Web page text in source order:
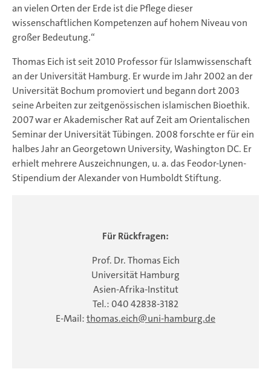
an vielen Orten der Erde ist die Pflege dieser
wissenschaftlichen Kompetenzen auf hohem Niveau von
großer Bedeutung.“
Thomas Eich ist seit 2010 Professor für Islamwissenschaft
an der Universität Hamburg. Er wurde im Jahr 2002 an der
Universität Bochum promoviert und begann dort 2003
seine Arbeiten zur zeitgenössischen islamischen Bioethik.
2007 war er Akademischer Rat auf Zeit am Orientalischen
Seminar der Universität Tübingen. 2008 forschte er für ein
halbes Jahr an Georgetown University, Washington DC. Er
erhielt mehrere Auszeichnungen, u. a. das Feodor-Lynen-
Stipendium der Alexander von Humboldt Stiftung.
Für Rückfragen:
Prof. Dr. Thomas Eich
Universität Hamburg
Asien-Afrika-Institut
Tel.: 040 42838-3182
E-Mail:thomas.eich uni-hamburg.de